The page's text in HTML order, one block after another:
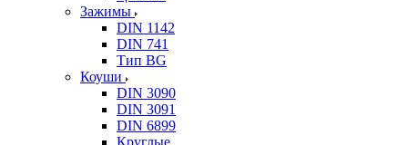
Зажимы
DIN 1142
DIN 741
Тип BG
Коуши
DIN 3090
DIN 3091
DIN 6899
Круглые